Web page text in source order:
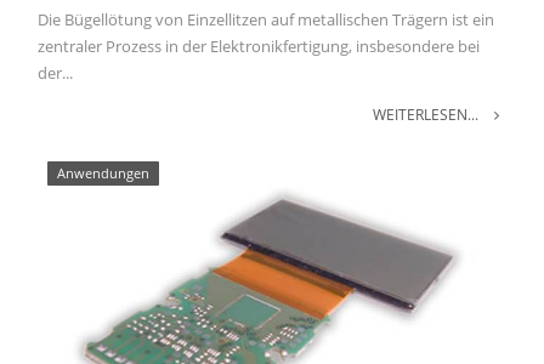
Die Bügellötung von Einzellitzen auf metallischen Trägern ist ein
zentraler Prozess in der Elektronikfertigung, insbesondere bei
der...
WEITERLESEN...
Anwendungen